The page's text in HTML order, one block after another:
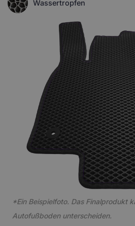
Wassertropfen
*Ein Beispielfoto. Das Finalprodukt
Autofußboden unterscheiden.